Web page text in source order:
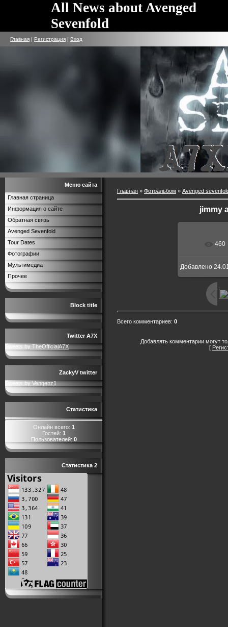
All News about Avenged
Sevenfold
Главная | Регистрация | Вход
Меню сайта
Главная страница
Информация о сайте
Обратная связь
Avenged Sevenfold
Tour Dates
Фотографии
Мультимедиа
Прочее
Block title
Twitter A7X
Tweets by TheOfficialA7X
ZackyV twitter
Tweets by Vengenz1
Статистика
Онлайн всего: 1
Гостей: 1
Пользователей: 0
Статистика 2
Главная » Фотоальбом » Avenged
jimmy
В 460
Добавлено
Всего комментариев: 0
Добавлять комментарии могут
[